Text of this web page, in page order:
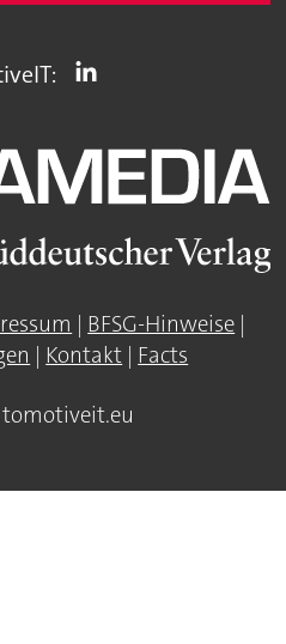
| BFSG-Hinweise |
| Kontakt | Facts